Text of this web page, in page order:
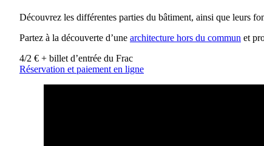
Découvrez les différentes parties du bâtiment, ainsi que leurs
Partez à la découverte d’une architecture hors du commun et
4/2 € + billet d’entrée du Frac
Réservation et paiement en ligne